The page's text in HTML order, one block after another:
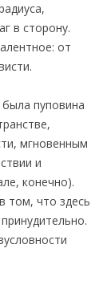
в сторону.
от
пуповина
мгновенным
и
конечно).
том, что здесь